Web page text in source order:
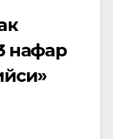
нафар